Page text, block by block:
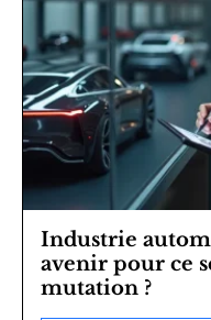
Industrie
avenir pour ce
mutation ?